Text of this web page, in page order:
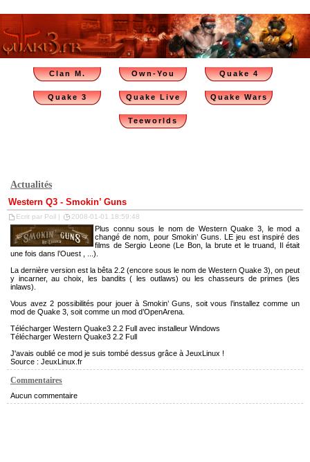
Clan M. Own-You Quake 4
Quake 3 Quake Live Quake Wars
Teeworlds
Actualités
Western Q3 - Smokin’ Guns
Ecrit par Poil | 2008-01-01 18:59:48
Plus connu sous le nom de Western Quake 3, le mod a
changé de nom, pour Smokin’ Guns. LE jeu est inspiré des
films de Sergio Leone (Le Bon, la brute et le truand, Il était
une fois dans l’Ouest , ...).
La dernière version est la bêta 2.2 (encore sous le nom de Western Quake 3), on peut
y incarner, au choix, les bandits ( les outlaws) ou les chasseurs de primes (les
inlaws).
Vous avez 2 possibilités pour jouer à Smokin’ Guns, soit vous l’installez comme un
mod de Quake 3, soit comme un mod d’OpenArena.
Télécharger Western Quake3 2.2 Full avec installeur Windows
Télécharger Western Quake3 2.2 Full
J'avais oublié ce mod je suis tombé dessus grâce à JeuxLinux !
Source : JeuxLinux.fr
Commentaires
Aucun commentaire